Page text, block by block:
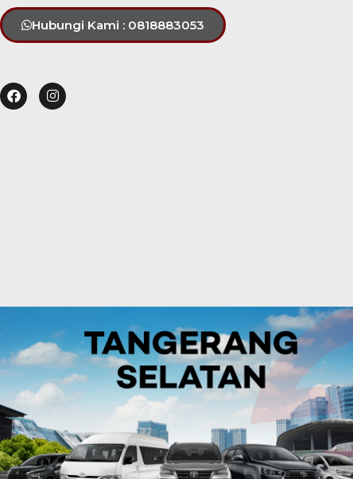
Hubungi Kami : 0818883053